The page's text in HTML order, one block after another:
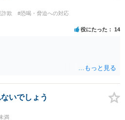
詐欺
#恐喝・脅迫への対応
役にたった 14
いでしょう
満